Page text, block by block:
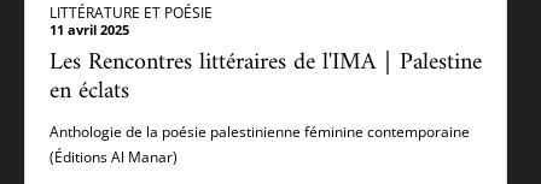
LITTÉRATURE ET POÉSIE
11 avril 2025
Les Rencontres littéraires de l'IMA｜Palestine
en éclats
Anthologie de la poésie palestinienne féminine contemporaine
(Éditions Al Manar)